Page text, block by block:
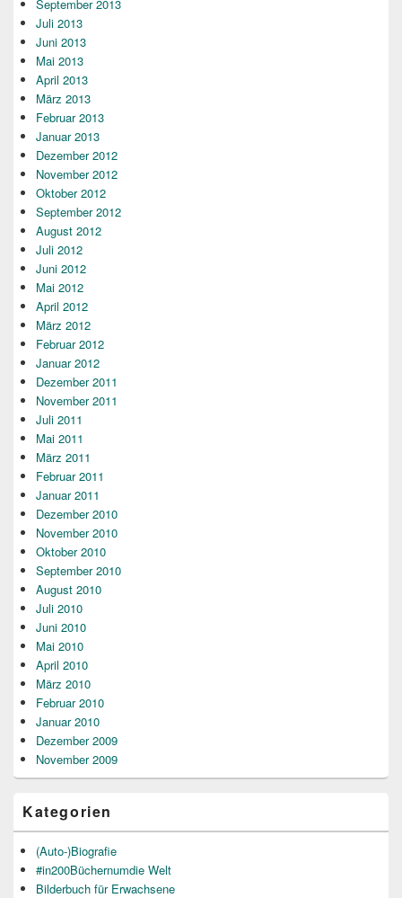
September 2013
Juli 2013
Juni 2013
Mai 2013
April 2013
März 2013
Februar 2013
Januar 2013
Dezember 2012
November 2012
Oktober 2012
September 2012
August 2012
Juli 2012
Juni 2012
Mai 2012
April 2012
März 2012
Februar 2012
Januar 2012
Dezember 2011
November 2011
Juli 2011
Mai 2011
März 2011
Februar 2011
Januar 2011
Dezember 2010
November 2010
Oktober 2010
September 2010
August 2010
Juli 2010
Juni 2010
Mai 2010
April 2010
März 2010
Februar 2010
Januar 2010
Dezember 2009
November 2009
Kategorien
(Auto-)Biografie
#in200Büchernumdie Welt
Bilderbuch für Erwachsene